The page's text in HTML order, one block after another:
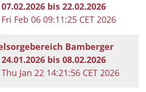
bis 22.02.2026
Fri Feb 06 09:11:25 CET 2026
Bamberger
bis 08.02.2026
Thu Jan 22 14:21:56 CET 2026